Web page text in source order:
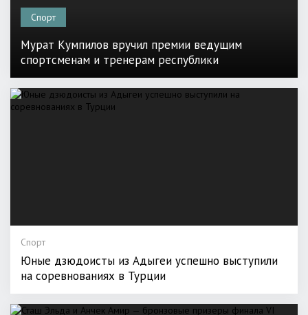
Спорт
Мурат Кумпилов вручил премии ведущим
спортсменам и тренерам республики
Спорт
Юные дзюдоисты из Адыгеи успешно выступили
на соревнованиях в Турции